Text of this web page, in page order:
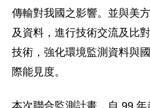
傳輸對我國之影響。並與美
及資料，進行技術交流及比
技術，強化環境監測資料與
際能見度。
本次聯合監測計畫，自 99